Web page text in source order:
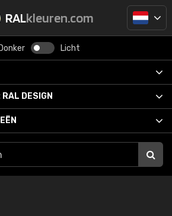
RALkleuren.com
Donker Licht
RAL DESIGN